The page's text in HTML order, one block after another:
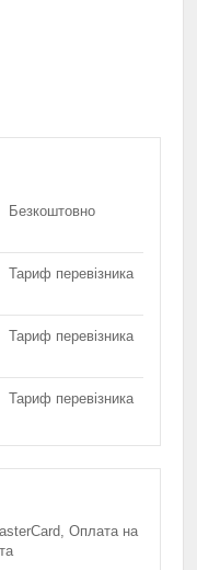
Безкоштовно
Тариф перевізника
Тариф перевізника
Тариф перевізника
Оплата на